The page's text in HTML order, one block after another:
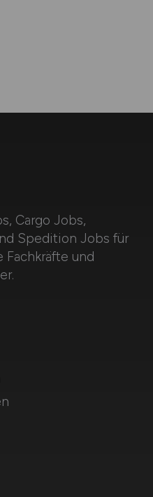
Cargo Jobs,
Spedition Jobs für
Fachkräfte und